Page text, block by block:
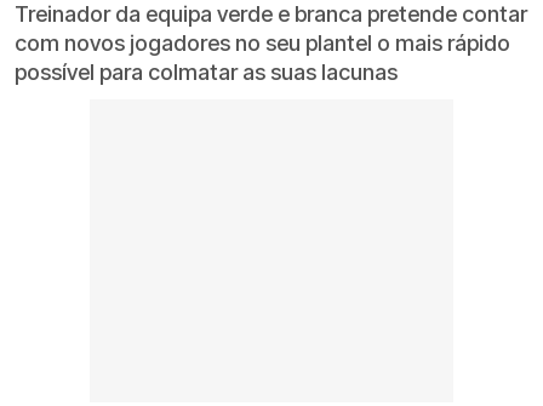
Treinador da equipa verde e branca pretende contar
com novos jogadores no seu plantel o mais rápido
possível para colmatar as suas lacunas